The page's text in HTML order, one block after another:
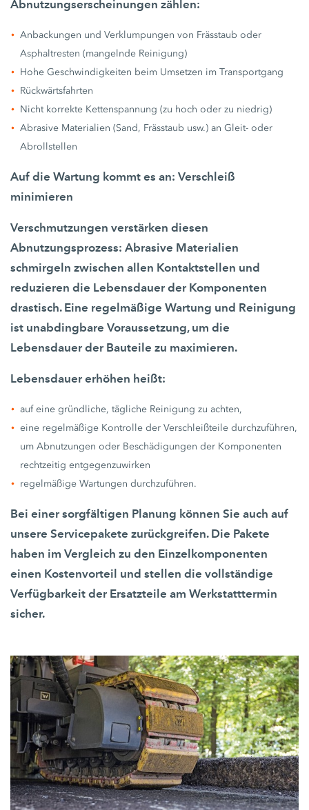
Abnutzungserscheinungen zählen:
Anbackungen und Verklumpungen von Frässtaub oder
Asphaltresten (mangelnde Reinigung)
Hohe Geschwindigkeiten beim Umsetzen im Transportgang
Rückwärtsfahrten
Nicht korrekte Kettenspannung (zu hoch oder zu niedrig)
Abrasive Materialien (Sand, Frässtaub usw.) an Gleit- oder
Abrollstellen
Auf die Wartung kommt es an: Verschleiß
minimieren
Verschmutzungen verstärken diesen
Abnutzungsprozess: Abrasive Materialien
schmirgeln zwischen allen Kontaktstellen und
reduzieren die Lebensdauer der Komponenten
drastisch. Eine regelmäßige Wartung und Reinigung
ist unabdingbare Voraussetzung, um die
Lebensdauer der Bauteile zu maximieren.
Lebensdauer erhöhen heißt:
auf eine gründliche, tägliche Reinigung zu achten,
eine regelmäßige Kontrolle der Verschleißteile durchzuführen,
um Abnutzungen oder Beschädigungen der Komponenten
rechtzeitig entgegenzuwirken
regelmäßige Wartungen durchzuführen.
Bei einer sorgfältigen Planung können Sie auch auf
unsere Servicepakete zurückgreifen. Die Pakete
haben im Vergleich zu den Einzelkomponenten
einen Kostenvorteil und stellen die vollständige
Verfügbarkeit der Ersatzteile am Werkstatttermin
sicher.